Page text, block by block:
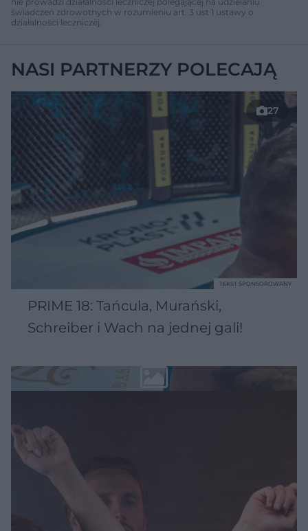
świadczeń zdrowotnych w rozumieniu art. 3 ust 1 ustawy o
działalności leczniczej.
NASI PARTNERZY POLECAJĄ
27
PRIME 18: Tańcula, Murański,
Schreiber i Wach na jednej gali!
TEKST SPONSOROWANY